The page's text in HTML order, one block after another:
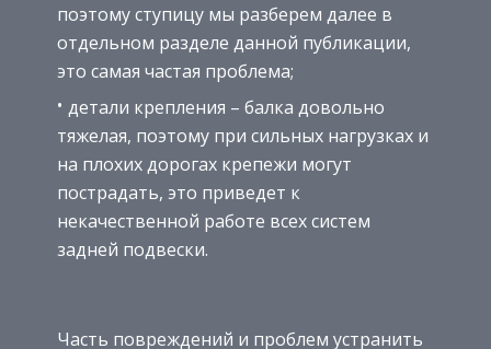
поэтому ступицу мы разберем далее в
отдельном разделе данной публикации,
это самая частая проблема;
детали крепления – балка довольно
тяжелая, поэтому при сильных нагрузках и
на плохих дорогах крепежи могут
пострадать, это приведет к
некачественной работе всех систем
задней подвески.
Часть повреждений и проблем устранить